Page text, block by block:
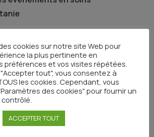
de Réflexion Éthique en
cookies sur notre site Web pour
la plus pertinente en
préférences et vos visites répétées.
tout", vous consentez à
les cookies. Cependant, vous
des cookies" pour fournir un
ACCEPTER TOUT